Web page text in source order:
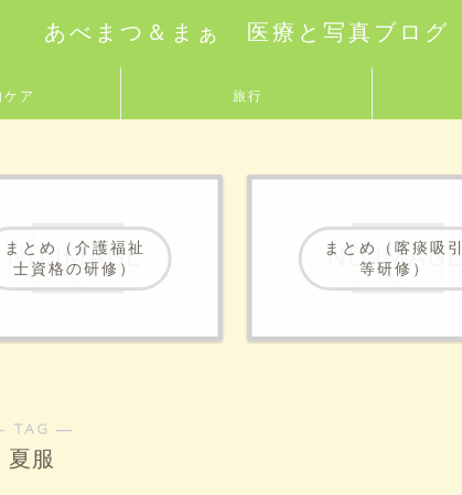
あべまつ＆まぁ 医療と写真ブログ
ア 旅行
まとめ（介護福祉
士資格の研修）
まとめ（喀痰吸引
等研修）
TAG ―
夏服